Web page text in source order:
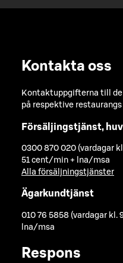
Kontakta oss
Kontaktuppgifterna till
på respektive
Försäljingstjänst,
0300 870 020 (vardagar
51 cent/min + lna/msa
Alla försäljningstjänster
Ägarkundtjänst
010 76 5858 (vardagar kl.
lna/msa
Respons